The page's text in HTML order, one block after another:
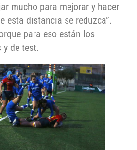
mucho para mejorar y hacer
esta distancia se reduzca”.
para eso están los
y de test.